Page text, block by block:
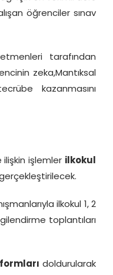
öğrenciler sınav
tarafından
zeka,Mantıksal
kazanmasını
ilişkin işlemler ilkokul
ilkokul 1, 2
toplantıları
doldurularak